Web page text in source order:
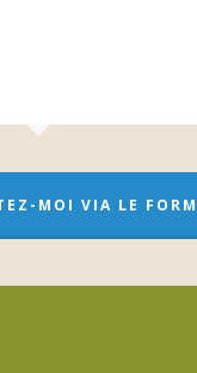
MOI VIA LE